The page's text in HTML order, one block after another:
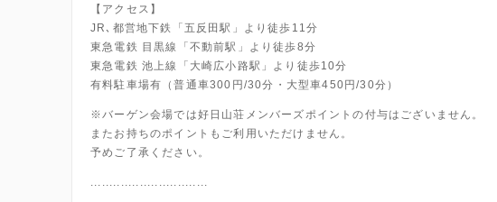
【アクセス】
JR､都営地下鉄「五反田駅」より徒歩11分
東急電鉄 目黒線「不動前駅」より徒歩8分
東急電鉄 池上線「大崎広小路駅」より徒歩10分
有料駐車場有（普通車300円/30分・大型車450円/30分）
※バーゲン会場では好日山荘メンバーズポイントの付与はございません。
またお持ちのポイントもご利用いただけません。
予めご了承ください。
...............................